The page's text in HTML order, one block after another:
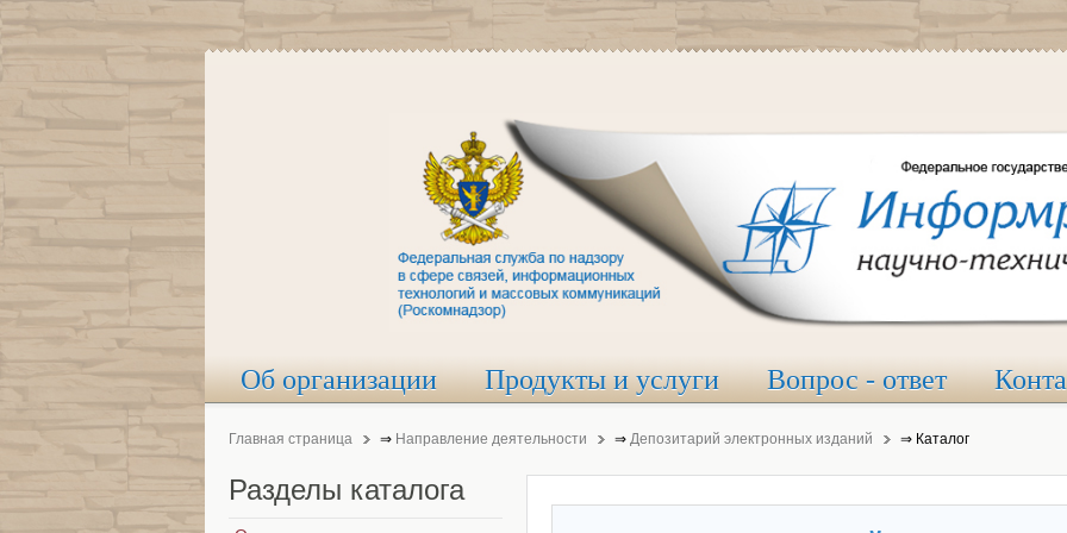
Об организации Продукты и услуги Вопрос - ответ
Главная страница ⇒ Направление деятельности ⇒ Депозитарий электронных изданий ⇒ Каталог
Разделы каталога